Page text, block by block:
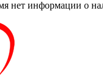
нет информации о